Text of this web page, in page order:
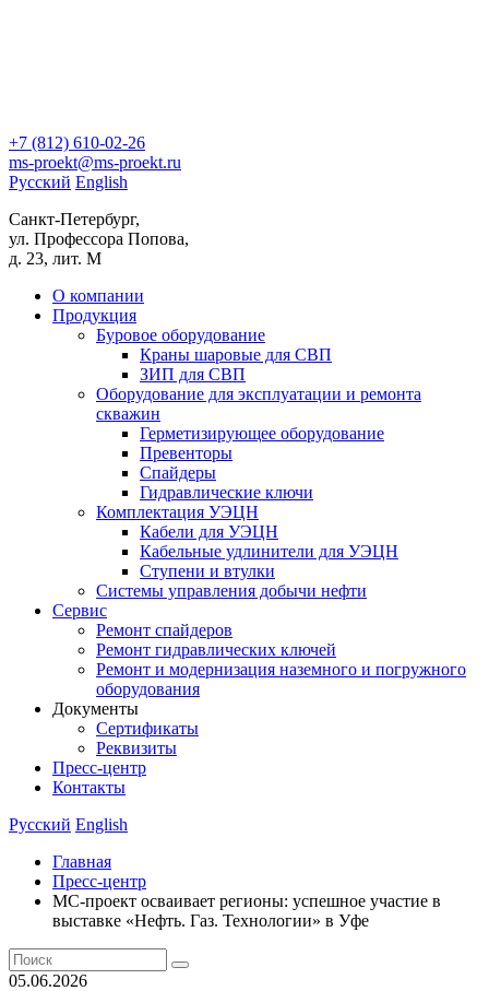
+7 (812) 610-02-26
ms-proekt@ms-proekt.ru
Русский English
Санкт-Петербург,
ул. Профессора Попова,
д. 23, лит. М
О компании
Продукция
Буровое оборудование
Краны шаровые для СВП
ЗИП для СВП
Оборудование для эксплуатации и ремонта
скважин
Герметизирующее оборудование
Превенторы
Спайдеры
Гидравлические ключи
Комплектация УЭЦН
Кабели для УЭЦН
Кабельные удлинители для УЭЦН
Ступени и втулки
Cистемы управления добычи нефти
Сервис
Ремонт спайдеров
Ремонт гидравлических ключей
Ремонт и модернизация наземного и погружного
оборудования
Документы
Сертификаты
Реквизиты
Пресс-центр
Контакты
Русский English
Главная
Пресс-центр
МС-проект осваивает регионы: успешное участие в
выставке «Нефть. Газ. Технологии» в Уфе
05.06.2026